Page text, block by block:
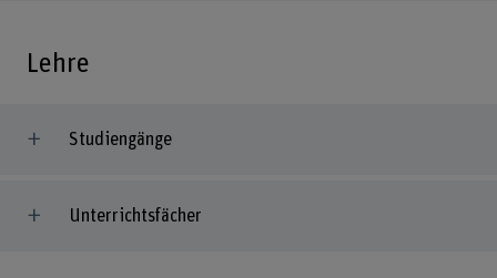
Lehre
Studiengänge
Unterrichtsfächer